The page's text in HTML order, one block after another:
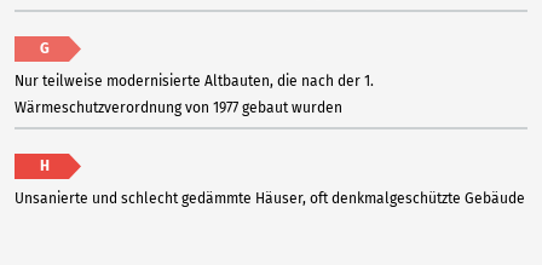
G
Nur teilweise modernisierte Altbauten, die nach der 1.
Wärmeschutzverordnung von 1977 gebaut wurden
H
Unsanierte und schlecht gedämmte Häuser, oft denkmalgeschützte Gebäude